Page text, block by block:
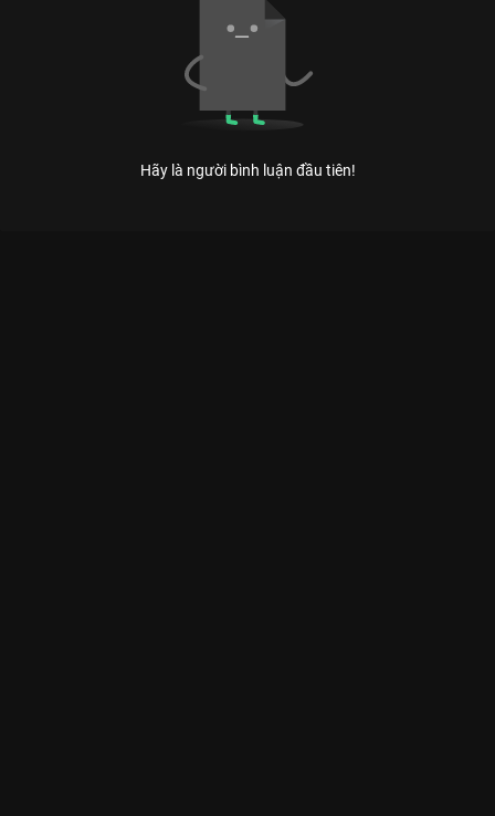
Hãy là người bình luận đầu tiên!